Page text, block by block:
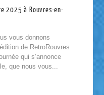
2025 à Rouvres-en-
vous donnons
de RetroRouvres
qui s’annonce
que nous vous...